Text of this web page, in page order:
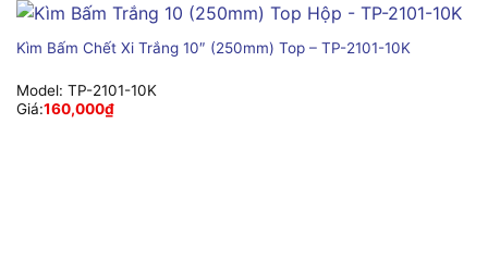
Kìm Bấm Chết Xi Trắng 10″ (250mm) Top – TP-2101-10K
Model: TP-2101-10K
Giá:160,000₫